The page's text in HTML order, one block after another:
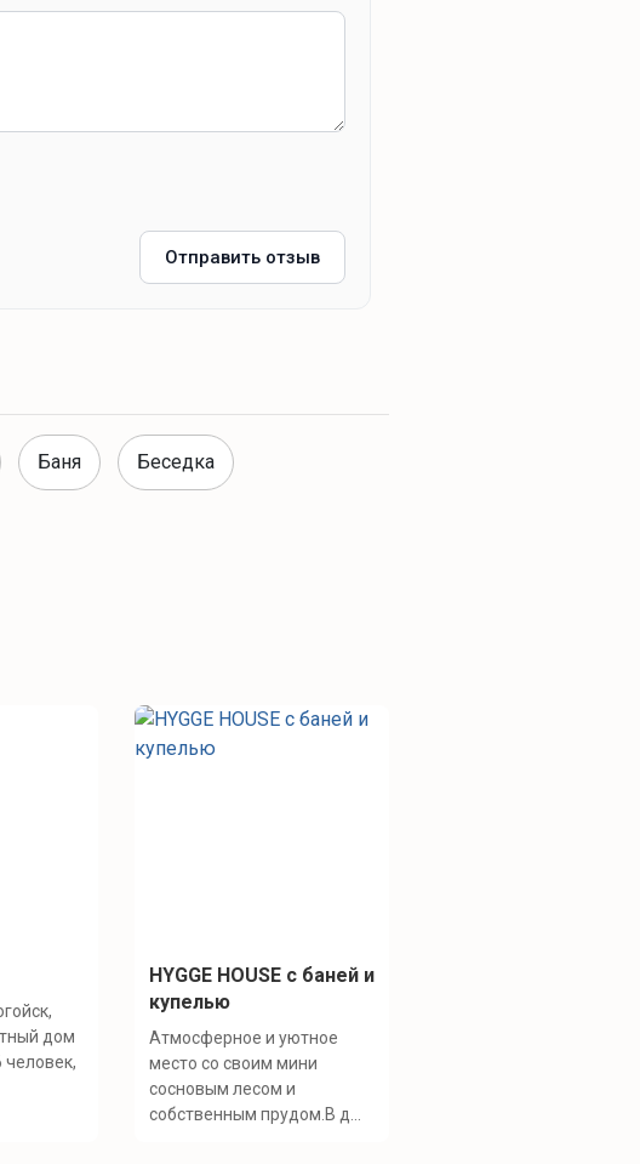
Отправить отзыв
Баня Беседка
дом
HYGGE HOUSE с баней и
купелью
Атмосферное и уютное
место со своим мини
сосновым лесом и
собственным прудом.В д...